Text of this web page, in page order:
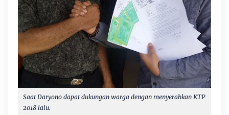
Saat Daryono dapat dukungan warga dengan menyerahkan KTP
2018 lalu.